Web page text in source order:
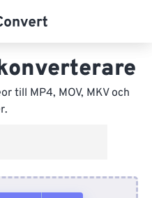
till MP4, MOV, MKV och